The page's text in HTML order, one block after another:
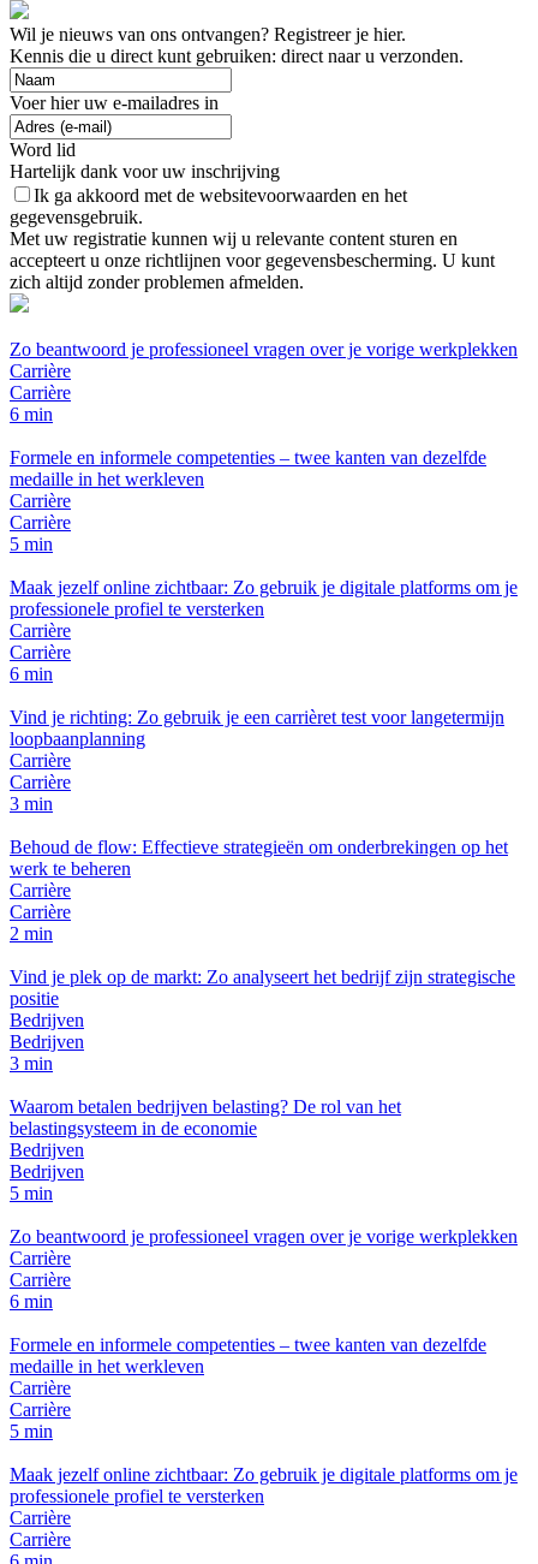
Wil je nieuws van ons ontvangen? Registreer je hier.
Kennis die u direct kunt gebruiken: direct naar u verzonden.
Voer hier uw e-mailadres in
Word lid
Hartelijk dank voor uw inschrijving
Ik ga akkoord met de websitevoorwaarden en het
gegevensgebruik.
Met uw registratie kunnen wij u relevante content sturen en
accepteert u onze richtlijnen voor gegevensbescherming. U kunt
zich altijd zonder problemen afmelden.
Zo beantwoord je professioneel vragen over je vorige werkplekken
Carrière
Carrière
6 min
Formele en informele competenties – twee kanten van dezelfde
medaille in het werkleven
Carrière
Carrière
5 min
Maak jezelf online zichtbaar: Zo gebruik je digitale platforms om je
professionele profiel te versterken
Carrière
Carrière
6 min
Vind je richting: Zo gebruik je een carrièret test voor langetermijn
loopbaanplanning
Carrière
Carrière
3 min
Behoud de flow: Effectieve strategieën om onderbrekingen op het
werk te beheren
Carrière
Carrière
2 min
Vind je plek op de markt: Zo analyseert het bedrijf zijn strategische
positie
Bedrijven
Bedrijven
3 min
Waarom betalen bedrijven belasting? De rol van het
belastingsysteem in de economie
Bedrijven
Bedrijven
5 min
Zo beantwoord je professioneel vragen over je vorige werkplekken
Carrière
Carrière
6 min
Formele en informele competenties – twee kanten van dezelfde
medaille in het werkleven
Carrière
Carrière
5 min
Maak jezelf online zichtbaar: Zo gebruik je digitale platforms om je
professionele profiel te versterken
Carrière
Carrière